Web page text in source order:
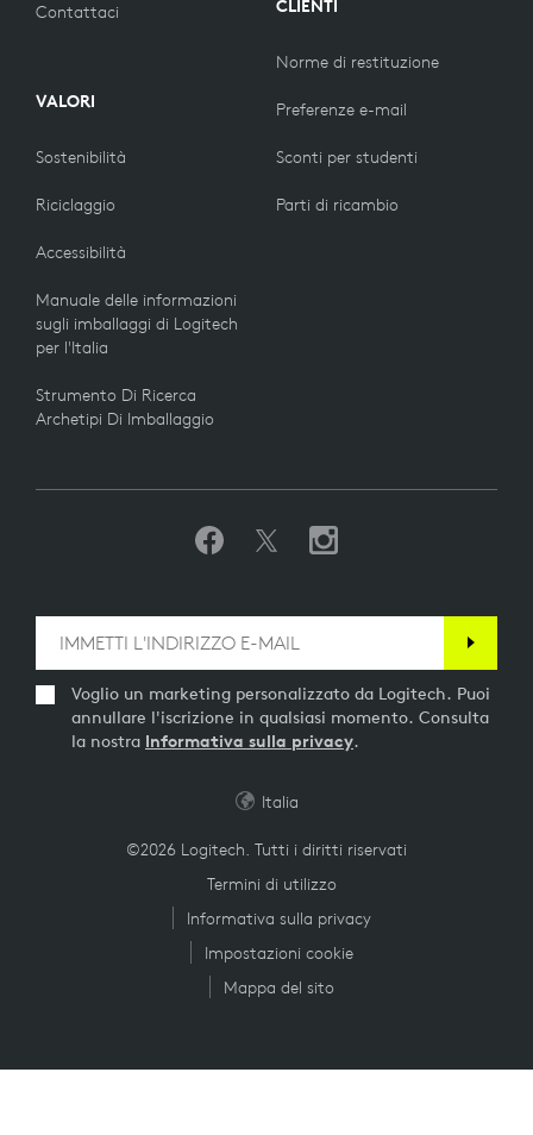
Contattaci
VALORI
Sostenibilità
Riciclaggio
Accessibilità
Manuale delle informazioni
sugli imballaggi di Logitech
per l'Italia
Strumento Di Ricerca
Archetipi Di Imballaggio
CLIENTI
Norme di restituzione
Preferenze e-mail
Sconti per studenti
Parti di ricambio
Voglio un marketing personalizzato da Logitech. Puoi
annullare l'iscrizione in qualsiasi momento. Consulta
la nostra Informativa sulla privacy.
©2026 Logitech. Tutti i diritti riservati
Termini di utilizzo
Informativa sulla privacy
Impostazioni cookie
Mappa del sito
Italia